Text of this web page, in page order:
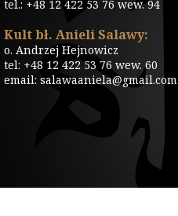
tel.: +48 12 422 53 76 wew. 94
Kult bł. Anieli Salawy:
o. Andrzej Hejnowicz
tel: +48 12 422 53 76 wew. 60
email: salawaaniela@gmail.com